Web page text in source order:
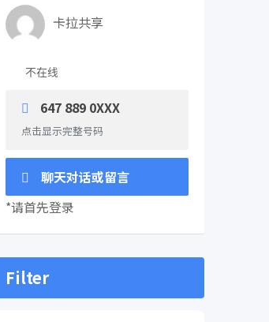
卡拉共享
不在线
647 889 0XXX
点击显示完整号码
聊天对话或留言
*请首先登录
Filter